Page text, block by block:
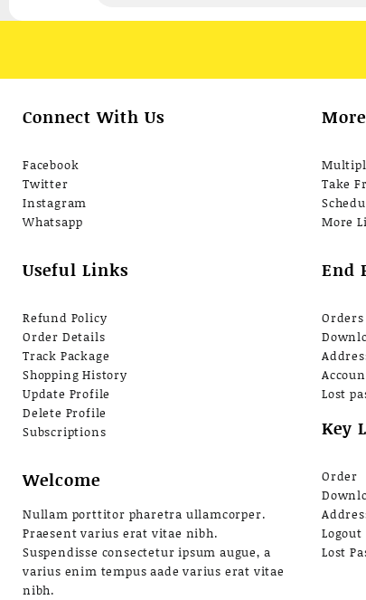
Connect With Us
Facebook
Twitter
Instagram
Whatsapp
Useful Links
Refund Policy
Order Details
Track Package
Shopping History
Update Profile
Delete Profile
Subscriptions
Welcome
Nullam porttitor pharetra ullamcorper.
Praesent varius erat vitae nibh.
Suspendisse consectetur ipsum augue, a
varius enim tempus aade varius erat vitae
nibh.
Take
More
End
Orders
Lost
Key
Order
Logout
Lost